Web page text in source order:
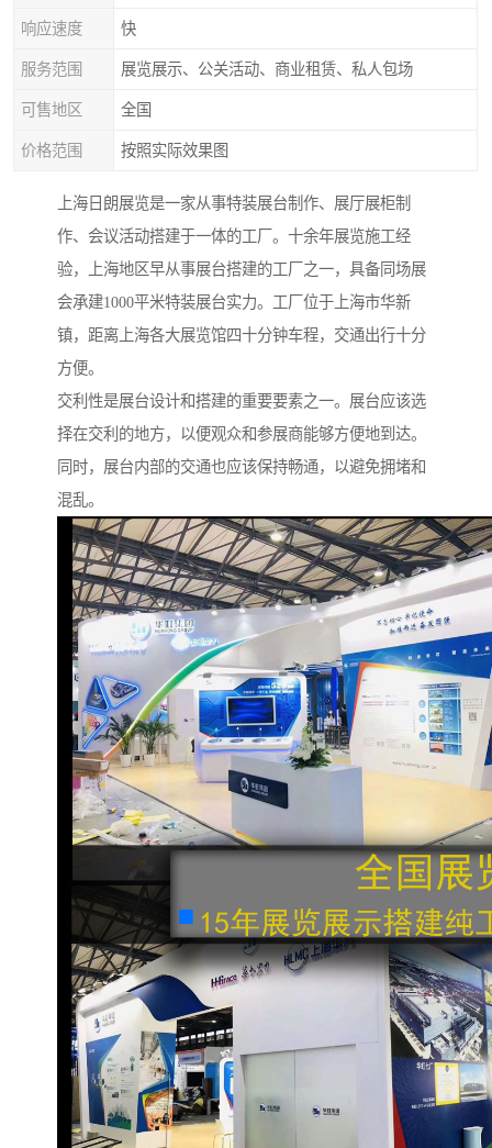
响应速度 快
服务范围 展览展示、公关活动、商业租赁、私人包场
可售地区 全国
价格范围 按照实际效果图
上海日朗展览是一家从事特装展台制作、展厅展柜制
作、会议活动搭建于一体的工厂。十余年展览施工经
验，上海地区早从事展台搭建的工厂之一，具备同场展
会承建1000平米特装展台实力。工厂位于上海市华新
镇，距离上海各大展览馆四十分钟车程，交通出行十分
方便。
交利性是展台设计和搭建的重要要素之一。展台应该选
择在交利的地方，以便观众和参展商能够方便地到达。
同时，展台内部的交通也应该保持畅通，以避免拥堵和
混乱。